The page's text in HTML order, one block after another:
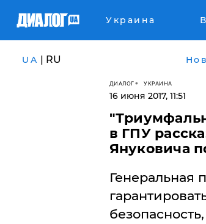
Украина
UA | RU
ДИАЛОГ УКРАИНА
16 июня 2017, 11:51
в ГПУ
Януковича
Генеральная